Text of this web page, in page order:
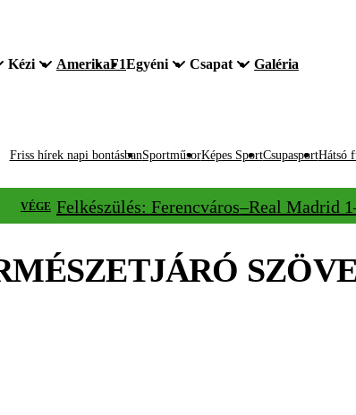
Kézi AmerikaF1Egyéni Csapat Galéria
Friss hírek napi bontásbanSportműsorKépes SportCsupasportHátsó
VÉGE Felkészülés: Ferencváros–Real Madrid